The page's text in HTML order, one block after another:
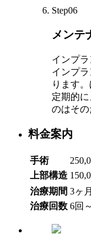
Step06
メンテ
インプ
インプ
ります
定期的
のはその
料金案内
手術
上部構造
治療期間 3ヶ
治療回数 6回